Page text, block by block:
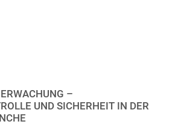
–
UND SICHERHEIT IN DER